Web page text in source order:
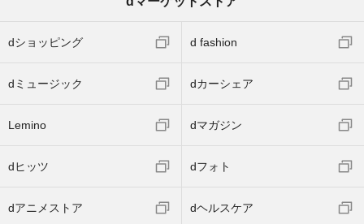
dショッピング d fashion
dミュージック dカーシェア
Lemino dマガジン
dヒッツ dフォト
dアニメストア dヘルスケア